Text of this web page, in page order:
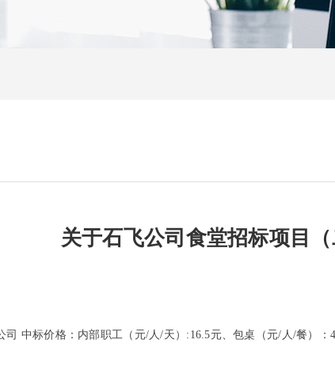
关于石飞公司食堂招标项目
司 中标价格：内部职工（元/人/天）:16.5元、包桌（元/人/餐）：